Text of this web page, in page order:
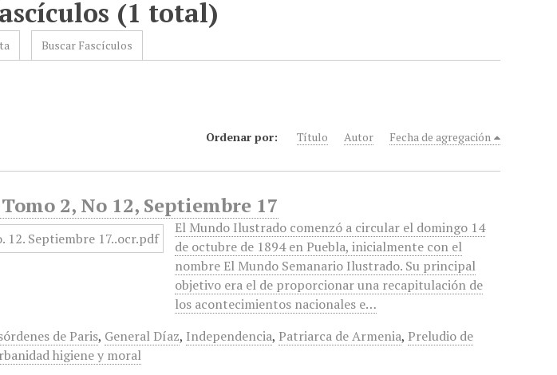
(1 total)
Buscar Fascículos
Ordenar por: Título Autor Fecha de agregación
2, No 12, Septiembre 17
El Mundo Ilustrado comenzó a circular el domingo 14
de octubre de 1894 en Puebla, inicialmente con el
nombre El Mundo Semanario Ilustrado. Su principal
objetivo era el de proporcionar una recapitulación de
los acontecimientos nacionales e…
de Paris, General Díaz, Independencia, Patriarca de Armenia, Preludio de
higiene y moral